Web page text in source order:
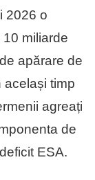
2026 o
miliarde
apărare de
același timp
agreați
de
ESA.